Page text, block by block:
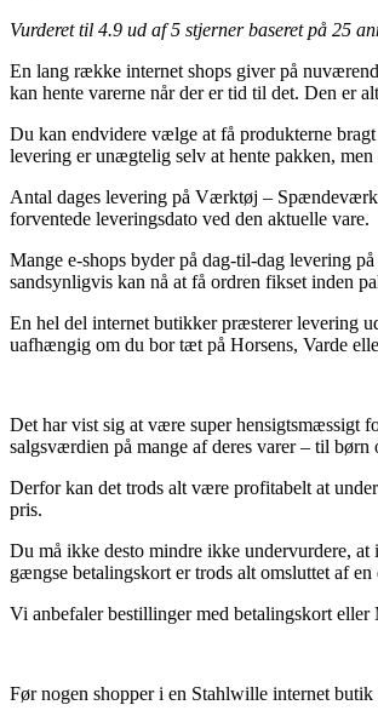
Vurderet til 4.9 ud af 5 stjerner baseret på 25
En lang række internet shops giver på
kan hente varerne når der er tid til det. Den er
Du kan endvidere vælge at få produkterne
levering er unægtelig selv at hente pakken,
Antal dages levering på Værktøj –
forventede leveringsdato ved den aktuelle vare.
Mange e-shops byder på dag-til-dag levering
sandsynligvis kan nå at få ordren fikset inden
En hel del internet butikker præsterer levering
uafhængig om du bor tæt på Horsens, Varde
Det har vist sig at være super hensigtsmæssigt
salgsværdien på mange af deres varer – til
Derfor kan det trods alt være profitabelt at
pris.
Du må ikke desto mindre ikke undervurdere,
gængse betalingskort er trods alt omsluttet af
Vi anbefaler bestillinger med betalingskort
Før nogen shopper i en Stahlwille internet